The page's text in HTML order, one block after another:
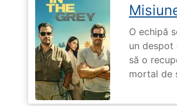
O echipă
un despot
să o
mortal de